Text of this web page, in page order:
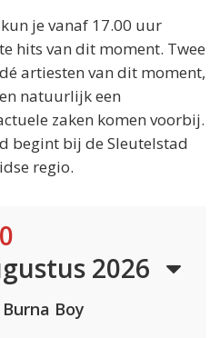
je vanaf 17.00 uur
hits van dit moment. Twee
artiesten van dit moment,
natuurlijk een
zaken komen voorbij.
begint bij de Sleutelstad
regio.
2026
Boy